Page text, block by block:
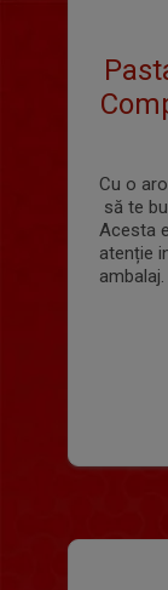
Cu o
să te
Acesta
atenție
ambalaj.